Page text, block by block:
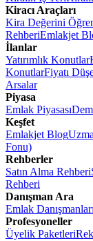
Kiracı Araçları
Kira Değerini
RehberiEmlakjet
İlanlar
Yatırımlık Konutlar
KonutlarFiyatı
Arsalar
Piyasa
Emlak Piyasası
Keşfet
Emlakjet Blog
Fonu)
Rehberler
Satın Alma Rehberi
Rehberi
Danışman Ara
Emlak Danışmanları
Profesyoneller
Üyelik Paketleri